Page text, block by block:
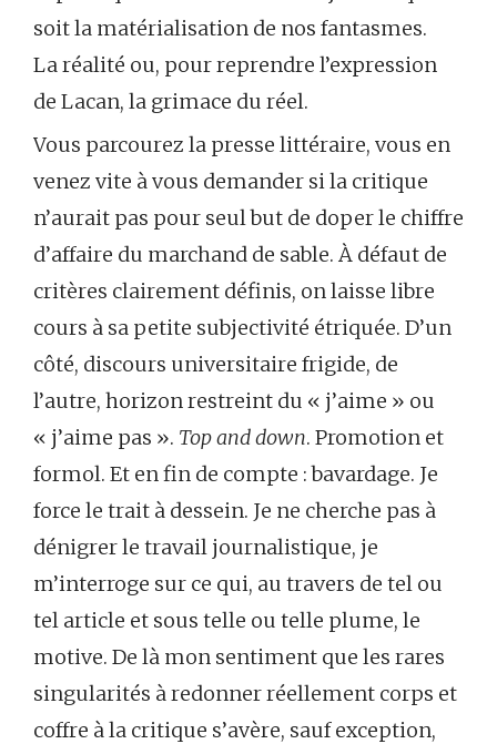
soit la matérialisation de nos fantasmes.
La réalité ou, pour reprendre l’expression
de Lacan, la grimace du réel.
Vous parcourez la presse littéraire, vous en
venez vite à vous demander si la critique
n’aurait pas pour seul but de doper le chiffre
d’affaire du marchand de sable. À défaut de
critères clairement définis, on laisse libre
cours à sa petite subjectivité étriquée. D’un
côté, discours universitaire frigide, de
l’autre, horizon restreint du « j’aime » ou
« j’aime pas ». Top and down. Promotion et
formol. Et en fin de compte : bavardage. Je
force le trait à dessein. Je ne cherche pas à
dénigrer le travail journalistique, je
m’interroge sur ce qui, au travers de tel ou
tel article et sous telle ou telle plume, le
motive. De là mon sentiment que les rares
singularités à redonner réellement corps et
coffre à la critique s’avère, sauf exception,